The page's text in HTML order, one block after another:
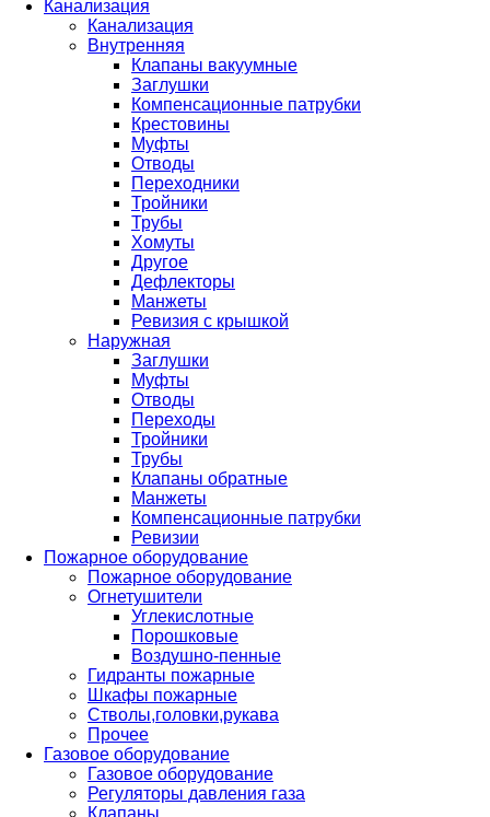
Канализация
Канализация
Внутренняя
Клапаны вакуумные
Заглушки
Компенсационные патрубки
Крестовины
Муфты
Отводы
Переходники
Тройники
Трубы
Хомуты
Другое
Дефлекторы
Манжеты
Ревизия с крышкой
Наружная
Заглушки
Муфты
Отводы
Переходы
Тройники
Трубы
Клапаны обратные
Манжеты
Компенсационные патрубки
Ревизии
Пожарное оборудование
Пожарное оборудование
Огнетушители
Углекислотные
Порошковые
Воздушно-пенные
Гидранты пожарные
Шкафы пожарные
Стволы,головки,рукава
Прочее
Газовое оборудование
Газовое оборудование
Регуляторы давления газа